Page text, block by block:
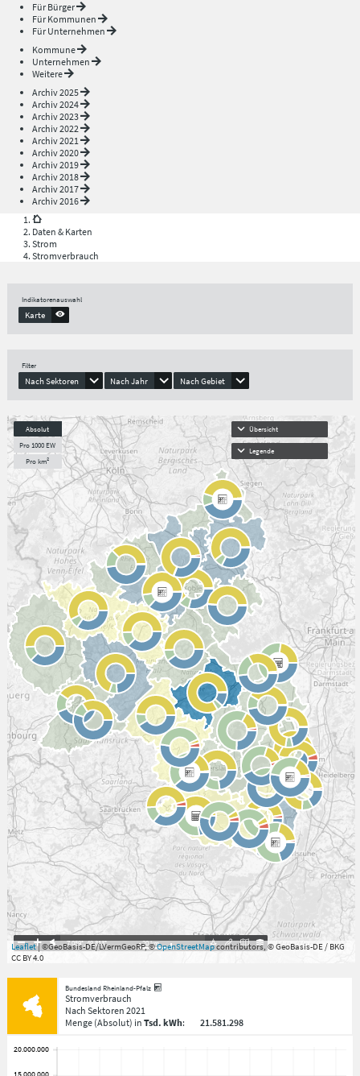
Für Bürger
Für Kommunen
Für Unternehmen
Kommune
Unternehmen
Weitere
Archiv 2025
Archiv 2024
Archiv 2023
Archiv 2022
Archiv 2021
Archiv 2020
Archiv 2019
Archiv 2018
Archiv 2017
Archiv 2016
Daten & Karten
Strom
Stromverbrauch
Indikatorenauswahl
Karte
Filter
Nach Sektoren Nach Jahr Nach Gebiet
Absolut
Pro 1000 EW
Pro km²
Übersicht
Legende
7.059°,49.813° 20km
Leaflet| ©GeoBasis-DE/LVermGeoRP, ©OpenStreetMapcontributors, © GeoBasis-DE / BKG
CC BY 4.0
Bundesland Rheinland-Pfalz
Stromverbrauch
Nach Sektoren 2021
Menge(Absolut) in Tsd. kWh: 21.581.298